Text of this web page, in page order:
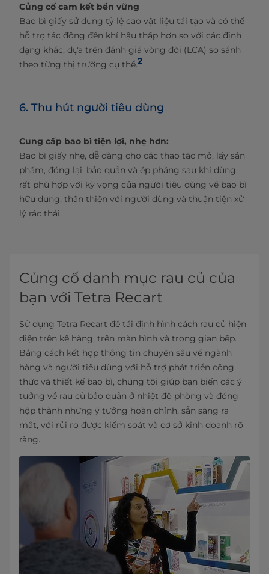
Củng cố cam kết bền vững
Bao bì giấy sử dụng tỷ lệ cao vật liệu tái tạo và có thể
hỗ trợ tác động đến khí hậu thấp hơn so với các định
dạng khác, dựa trên đánh giá vòng đời (LCA) so sánh
theo từng thị trường cụ thể.2
6. Thu hút người tiêu dùng
Cung cấp bao bì tiện lợi, nhẹ hơn:
Bao bì giấy nhẹ, dễ dàng cho các thao tác mở, lấy sản
phẩm, đóng lại, bảo quản và ép phẳng sau khi dùng,
rất phù hợp với kỳ vọng của người tiêu dùng về bao bì
hữu dụng, thân thiện với người dùng và thuận tiện xử
lý rác thải.
Củng cố danh mục rau củ của
bạn với Tetra Recart
Sử dụng Tetra Recart để tái định hình cách rau củ hiện
diện trên kệ hàng, trên màn hình và trong gian bếp.
Bằng cách kết hợp thông tin chuyên sâu về ngành
hàng và người tiêu dùng với hỗ trợ phát triển công
thức và thiết kế bao bì, chúng tôi giúp bạn biến các ý
tưởng về rau củ bảo quản ở nhiệt độ phòng và đóng
hộp thành những ý tưởng hoàn chỉnh, sẵn sàng ra
mắt, với rủi ro được kiểm soát và cơ sở kinh doanh rõ
ràng.